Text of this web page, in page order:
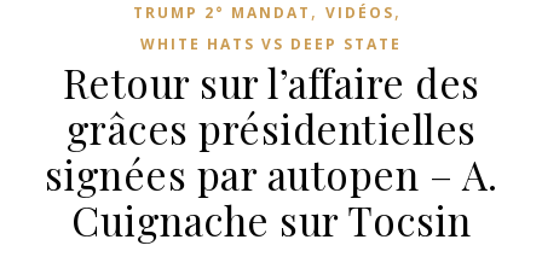
TRUMP 2° MANDAT , VIDÉOS,
WHITE HATS VS DEEP STATE
Retour sur l’affaire des
grâces présidentielles
signées par autopen – A.
Cuignache sur Tocsin